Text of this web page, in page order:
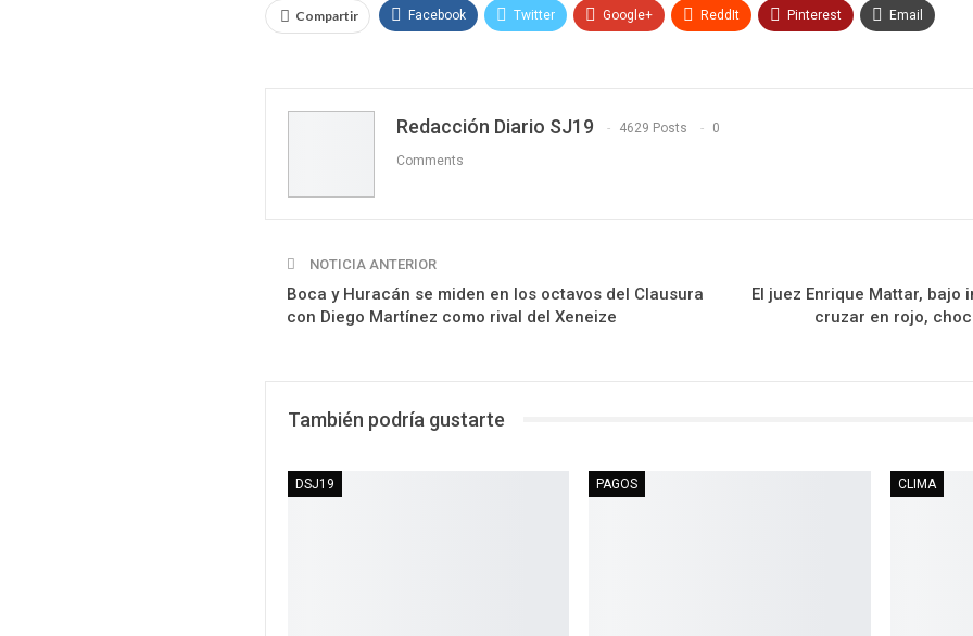
Compartir Facebook Twitter Google+ ReddIt Pinterest Email
Redacción Diario SJ19 4629 Posts 0
Comments
NOTICIA ANTERIOR
Boca y Huracán se miden en los octavos del Clausura
con Diego Martínez como rival del Xeneize
El juez Enrique Mattar, bajo
cruzar en rojo,
También podría gustarte
DSJ19 PAGOS CLIMA